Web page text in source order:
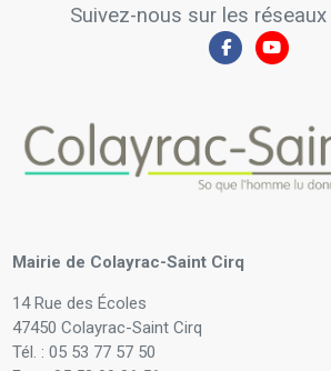
Suivez-nous sur les
Mairie de Colayrac-Saint Cirq
14 Rue des Écoles
47450 Colayrac-Saint Cirq
Tél. : 05 53 77 57 50